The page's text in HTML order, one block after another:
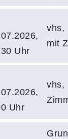
Uhr
vhs,
mit
Uhr
vhs,